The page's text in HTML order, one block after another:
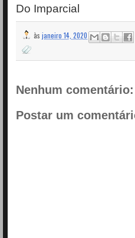
Do Imparcial
às janeiro 14, 2020
Nenhum comentário:
Postar um